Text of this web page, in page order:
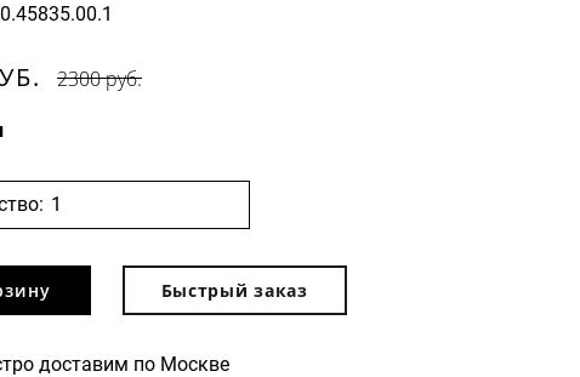
2300 руб.
Быстрый заказ
доставим по Москве